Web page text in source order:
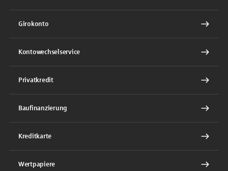
Girokonto
Kontowechselservice
Privatkredit
Baufinanzierung
Kreditkarte
Wertpapiere